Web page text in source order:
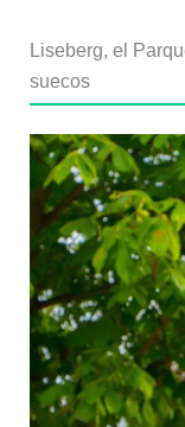
Liseberg, el
suecos